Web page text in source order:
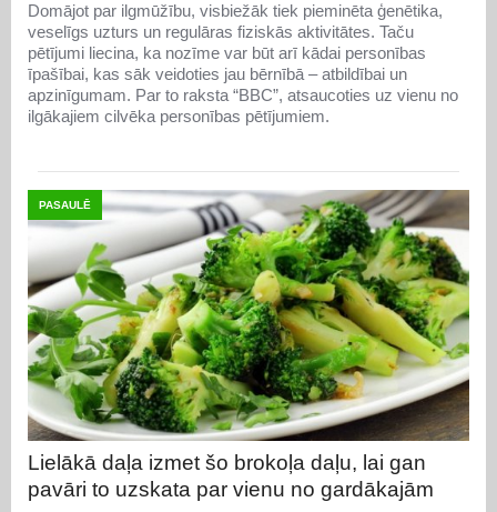
Domājot par ilgmūžību, visbiežāk tiek pieminēta ģenētika,
veselīgs uzturs un regulāras fiziskās aktivitātes. Taču
pētījumi liecina, ka nozīme var būt arī kādai personības
īpašībai, kas sāk veidoties jau bērnībā – atbildībai un
apzinīgumam. Par to raksta “BBC”, atsaucoties uz vienu no
ilgākajiem cilvēka personības pētījumiem.
PASAULĒ
Lielākā daļa izmet šo brokoļa daļu, lai gan
pavāri to uzskata par vienu no gardākajām